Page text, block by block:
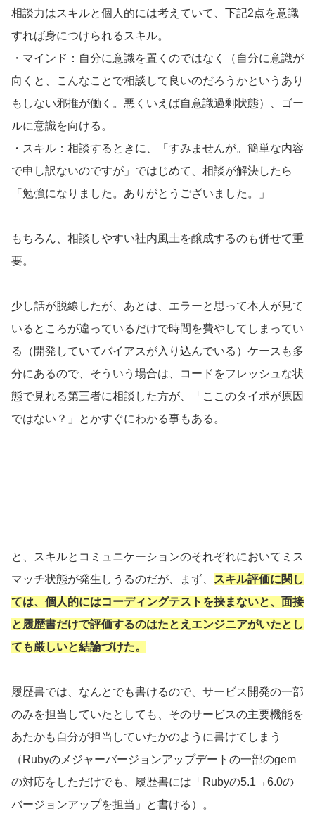
相談力はスキルと個人的には考えていて、下記2点を意識
すれば身につけられるスキル。
・マインド：自分に意識を置くのではなく（自分に意識が
向くと、こんなことで相談して良いのだろうかというあり
もしない邪推が働く。悪くいえば自意識過剰状態）、ゴー
ルに意識を向ける。
・スキル：相談するときに、「すみませんが。簡単な内容
で申し訳ないのですが」ではじめて、相談が解決したら
「勉強になりました。ありがとうございました。」
もちろん、相談しやすい社内風土を醸成するのも併せて重
要。
少し話が脱線したが、あとは、エラーと思って本人が見て
いるところが違っているだけで時間を費やしてしまってい
る（開発していてバイアスが入り込んでいる）ケースも多
分にあるので、そういう場合は、コードをフレッシュな状
態で見れる第三者に相談した方が、「ここのタイポが原因
ではない？」とかすぐにわかる事もある。
と、スキルとコミュニケーションのそれぞれにおいてミス
マッチ状態が発生しうるのだが、まず、
スキル評価に関し
ては、個人的にはコーディングテストを挟まないと、面接
と履歴書だけで評価するのはたとえエンジニアがいたとし
ても厳しいと結論づけた。
履歴書では、なんとでも書けるので、サービス開発の一部
のみを担当していたとしても、そのサービスの主要機能を
あたかも自分が担当していたかのように書けてしまう
（Rubyのメジャーバージョンアップデートの一部のgem
の対応をしただけでも、履歴書には「Rubyの5.1→6.0の
バージョンアップを担当」と書ける）。